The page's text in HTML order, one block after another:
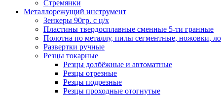
Стремянки
Металлорежущий инструмент
Зенкеры 90гр. с ц/х
Пластины твердосплавные сменные 5-ти гранные
Полотна по металлу, пилы сегментные, ножовки,
Развертки ручные
Резцы токарные
Резцы долбёжные и автоматные
Резцы отрезные
Резцы подрезные
Резцы проходные отогнутые